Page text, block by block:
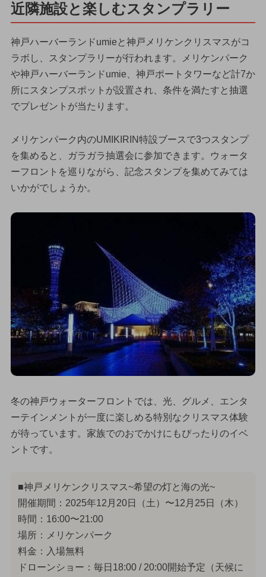
近隣施設と楽しむスタンプラリー
神戸ハーバーランドumieと神戸メリケンクリスマスがコ
ラボし、スタンプラリーが行われます。メリケンパーク
や神戸ハーバーランドumie、神戸ポートタワーなど計7か
所にスタンプスポットが設置され、条件を満たすと抽選
でプレゼントが当たります。
メリケンパーク内のUMIKIRIN特設ブースで3つスタンプ
を集めると、ガラガラ抽選会に参加できます。ウォータ
ーフロントを巡りながら、記念スタンプを集めてみては
いかがでしょうか。
冬の神戸ウォーターフロントでは、光、グルメ、エンタ
ーテインメントが一度に楽しめる特別なクリスマス体験
が待っています。家族でのおでかけにもぴったりのイベ
ントです。
■神戸メリケンクリスマス~希望の灯と海の光~
開催期間：2025年12月20日（土）〜12月25日（木）
時間：16:00〜21:00
場所：メリケンパーク
料金：入場無料
ドローンショー：毎日18:00 / 20:00開始予定（天候に